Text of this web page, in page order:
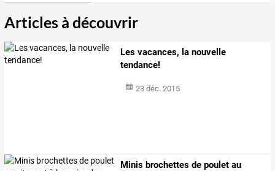
Articles à découvrir
Les vacances, la nouvelle
tendance!
23 déc. 2015
Minis brochettes de poulet au